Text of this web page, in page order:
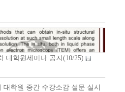
대학원세미나 공지(10/25)
대학원 중간 수강소감 설문 실시